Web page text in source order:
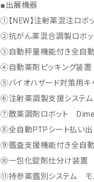
■出展機器
①【NEW】注射薬混注ロ
②抗がん薬混合調製ロボ
③自動秤量機能付き全自
④自動薬剤ピッキング装置
⑤バイオハザード対策用キ
⑥注射薬調製支援システ
⑦散薬調剤ロボット
⑧全自動PTPシート払い
⑨鑑査支援機能付き全自
⑩一包化錠剤仕分け装置
⑪持参薬鑑別システム モ